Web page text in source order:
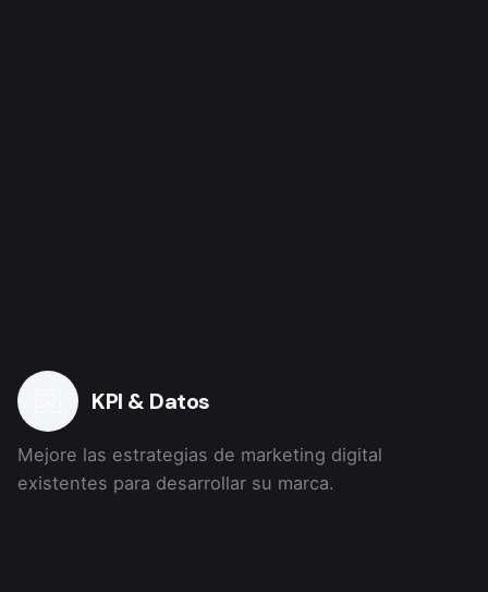
KPI & Datos
Mejore las estrategias de marketing digital
existentes para desarrollar su marca.